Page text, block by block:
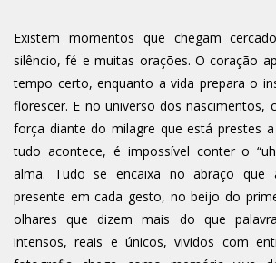
Existem momentos que chegam
silêncio, fé e muitas orações. O coração
tempo certo, enquanto a vida prepara o
florescer. E no universo dos nascimentos,
força diante do milagre que está prestes
tudo acontece, é impossível conter o
alma. Tudo se encaixa no abraço que
presente em cada gesto, no beijo do
olhares que dizem mais do que
intensos, reais e únicos, vividos com